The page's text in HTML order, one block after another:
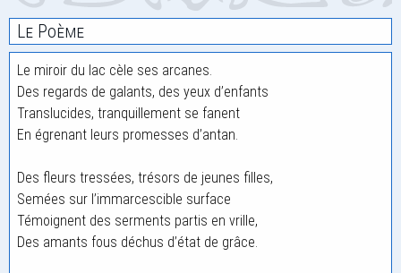
Le Poème
Le miroir du lac cèle ses arcanes.
Des regards de galants, des yeux d’enfants
Translucides, tranquillement se fanent
En égrenant leurs promesses d’antan.
Des fleurs tressées, trésors de jeunes filles,
Semées sur l’immarcescible surface
Témoignent des serments partis en vrille,
Des amants fous déchus d’état de grâce.